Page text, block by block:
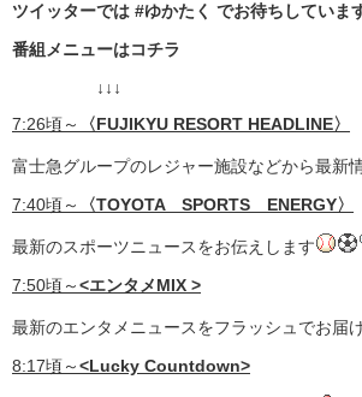
ツイッターでは #ゆかたく でお待ちしていま
番組メニューはコチラ
↓↓↓
7:26頃～
〈FUJIKYU RESORT HEADLINE〉
富士急グループのレジャー施設などから最新
7:40頃～
〈TOYOTA SPORTS ENERGY〉
最新のスポーツニュースをお伝えします
7:50頃～<エンタメMIX >
最新のエンタメニュースをフラッシュでお届
8:17頃～<Lucky Countdown>